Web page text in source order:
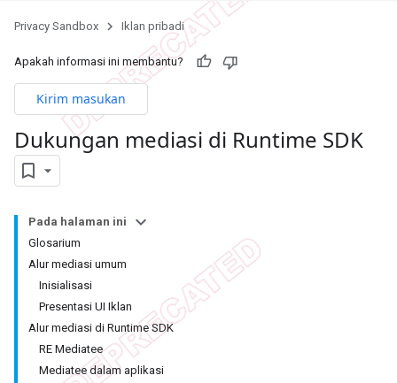
Privacy Sandbox Iklan pribadi
Apakah informasi ini membantu?
Kirim masukan
Dukungan mediasi di Runtime SDK
Pada halaman ini
Glosarium
Alur mediasi umum
Inisialisasi
Presentasi UI Iklan
Alur mediasi di Runtime SDK
RE Mediatee
Mediatee dalam aplikasi